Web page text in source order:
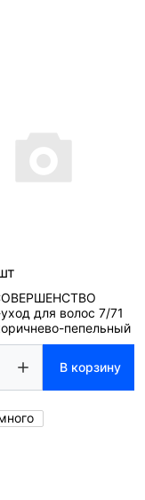
для волос 7/71
пепельный
В корзину